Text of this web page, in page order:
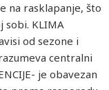
na rasklapanje, što
sobi. KLIMA
od sezone i
centralni
je obavezan